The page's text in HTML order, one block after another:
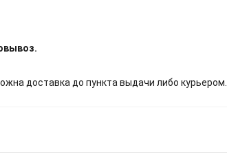
доставка до пункта выдачи либо курьером.